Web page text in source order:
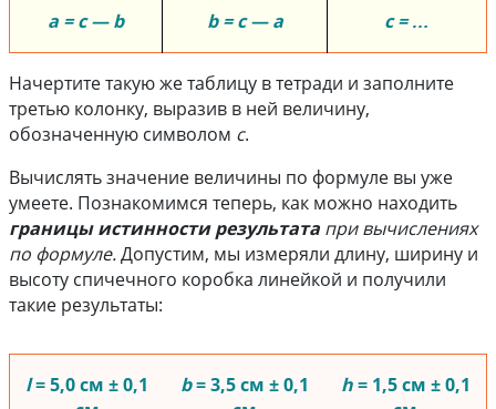
a = c — b b = c — a c = …
Начертите такую же таблицу в тетради и заполните
третью колонку, выразив в ней величину,
обозначенную символом с.
Вычислять значение величины по формуле вы уже
умеете. Познакомимся теперь, как можно находить
границы истинности результата при вычислениях
по формуле.Допустим, мы измеряли длину, ширину и
высоту спичечного коробка линейкой и получили
такие результаты:
l= 5,0 см ± 0,1
b= 3,5 см ± 0,1
h= 1,5 см ± 0,1